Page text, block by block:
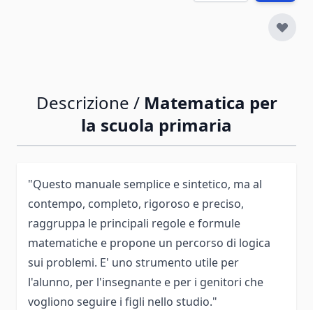
Descrizione / Matematica per
la scuola primaria
"Questo manuale semplice e sintetico, ma al
contempo, completo, rigoroso e preciso,
raggruppa le principali regole e formule
matematiche e propone un percorso di logica
sui problemi. E' uno strumento utile per
l'alunno, per l'insegnante e per i genitori che
vogliono seguire i figli nello studio."